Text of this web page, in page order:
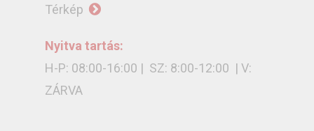
Térkép
Nyitva tartás:
H-P: 08:00-16:00 | SZ: 8:00-12:00 | V:
ZÁRVA